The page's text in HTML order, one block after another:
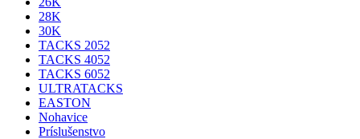
28K
30K
TACKS 2052
TACKS 4052
TACKS 6052
ULTRATACKS
EASTON
Nohavice
Príslušenstvo